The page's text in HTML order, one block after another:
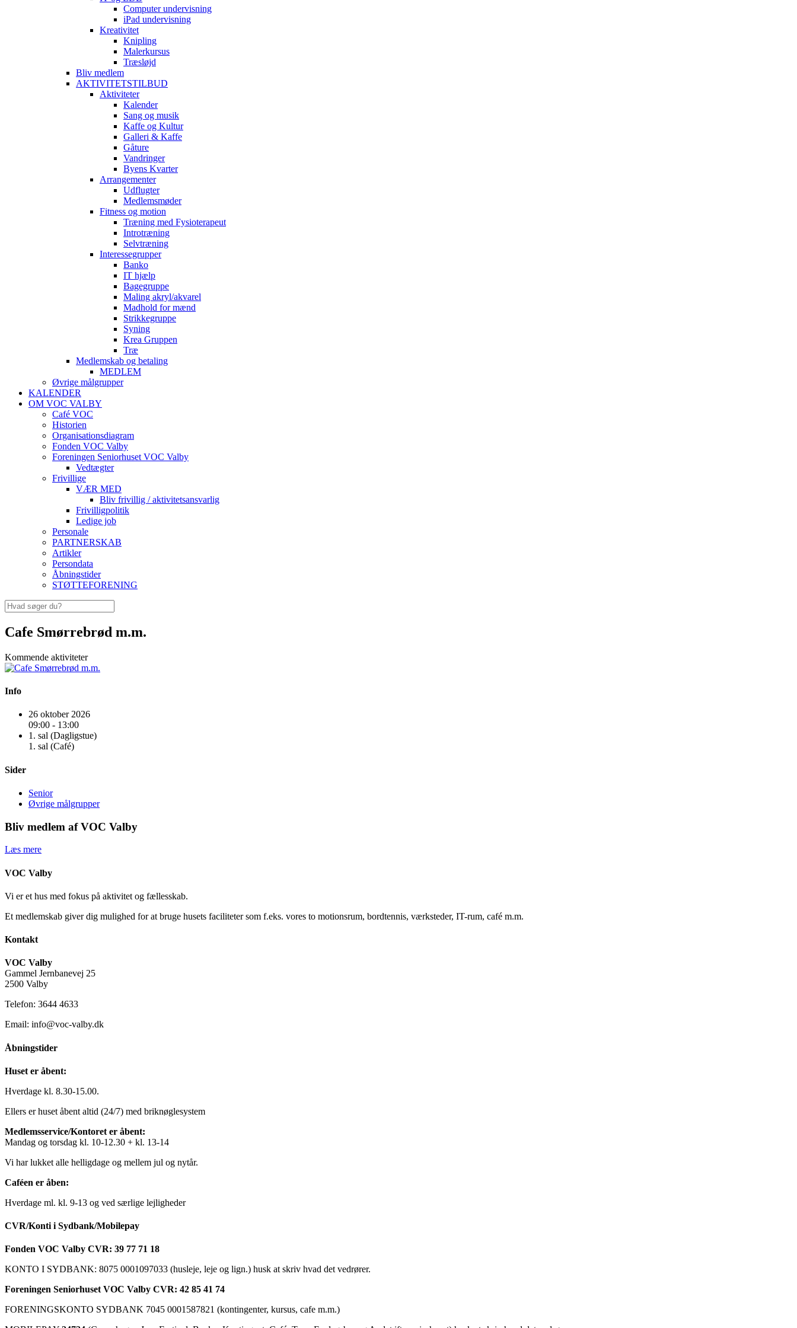
Computer undervisning
iPad undervisning
Kreativitet
Knipling
Malerkursus
Træsløjd
Bliv medlem
AKTIVITETSTILBUD
Aktiviteter
Kalender
Sang og musik
Kaffe og Kultur
Galleri & Kaffe
Gåture
Vandringer
Byens Kvarter
Arrangementer
Udflugter
Medlemsmøder
Fitness og motion
Træning med Fysioterapeut
Introtræning
Selvtræning
Interessegrupper
Banko
IT hjælp
Bagegruppe
Maling akryl/akvarel
Madhold for mænd
Strikkegruppe
Syning
Krea Gruppen
Træ
Medlemskab og betaling
MEDLEM
Øvrige målgrupper
KALENDER
OM VOC VALBY
Café VOC
Historien
Organisationsdiagram
Fonden VOC Valby
Foreningen Seniorhuset VOC Valby
Vedtægter
Frivillige
VÆR MED
Bliv frivillig / aktivitetsansvarlig
Frivilligpolitik
Ledige job
Personale
PARTNERSKAB
Artikler
Persondata
Åbningstider
STØTTEFORENING
Cafe Smørrebrød m.m.
Kommende aktiviteter
Info
26 oktober 2026
09:00 - 13:00
1. sal (Dagligstue)
1. sal (Café)
Sider
Senior
Øvrige målgrupper
Bliv medlem af VOC Valby
Læs mere
VOC Valby
Vi er et hus med fokus på aktivitet og fællesskab.
Et medlemskab giver dig mulighed for at bruge husets faciliteter som f.eks. vores to motionsrum, bordtennis, værksteder, IT-rum, café m.m.
Kontakt
VOC Valby
Gammel Jernbanevej 25
2500 Valby
Telefon: 3644 4633
Email: info@voc-valby.dk
Åbningstider
Huset er åbent:
Hverdage kl. 8.30-15.00.
Ellers er huset åbent altid (24/7) med briknøglesystem
Medlemsservice/Kontoret er åbent:
Mandag og torsdag kl. 10-12.30 + kl. 13-14
Vi har lukket alle helligdage og mellem jul og nytår.
Caféen er åben:
Hverdage ml. kl. 9-13 og ved særlige lejligheder
CVR/Konti i Sydbank/Mobilepay
Fonden VOC Valby CVR: 39 77 71 18
KONTO I SYDBANK: 8075 0001097033 (husleje, leje og lign.) husk at skriv hvad det vedrører.
Foreningen Seniorhuset VOC Valby CVR: 42 85 41 74
FORENINGSKONTO SYDBANK 7045 0001587821 (kontingenter, kursus, cafe m.m.)